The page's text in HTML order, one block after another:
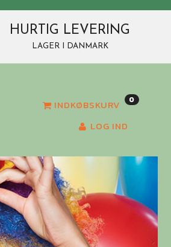
HURTIG LEVERING
LAGER I DANMARK
INDKØBSKURV 0
LOG IND